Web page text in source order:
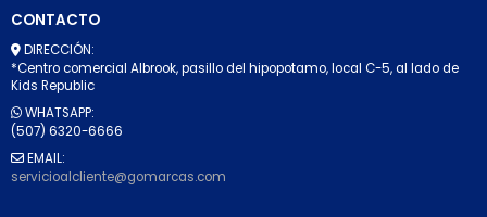
CONTACTO
DIRECCIÓN:
*Centro comercial Albrook, pasillo del hipopotamo, local C-5, al lado de
Kids Republic
WHATSAPP:
(507) 6320-6666
EMAIL:
servicioalcliente@gomarcas.com